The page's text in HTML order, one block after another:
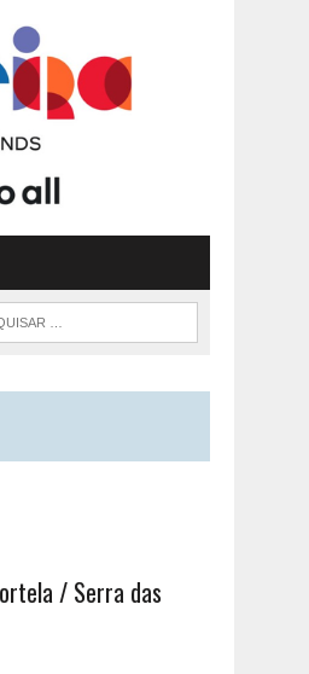
/ Serra das